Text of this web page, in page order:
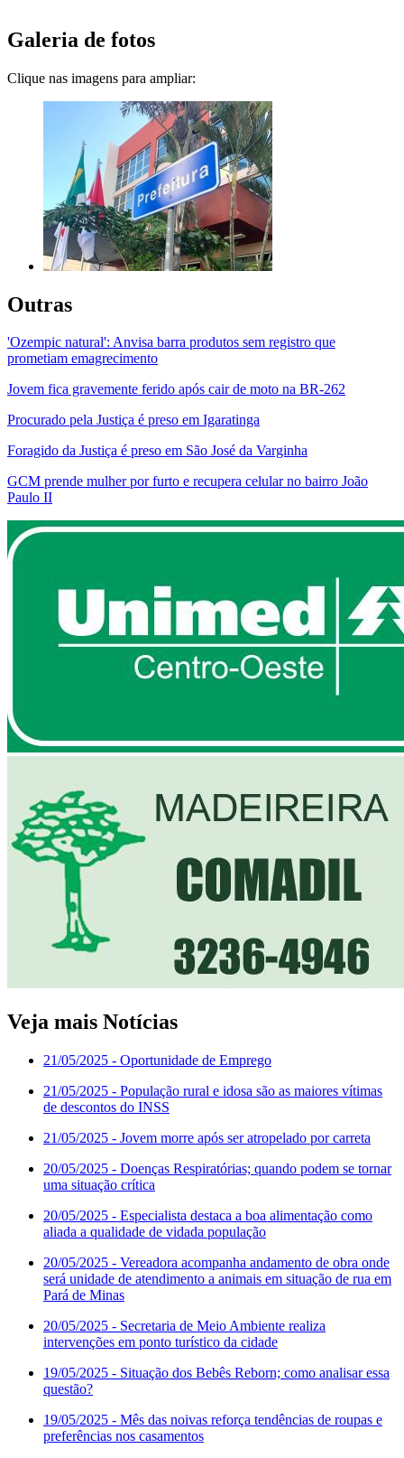
Galeria de fotos
Clique nas imagens para ampliar:
Outras
'Ozempic natural': Anvisa barra produtos sem registro que
prometiam emagrecimento
Jovem fica gravemente ferido após cair de moto na BR-262
Procurado pela Justiça é preso em Igaratinga
Foragido da Justiça é preso em São José da Varginha
GCM prende mulher por furto e recupera celular no bairro João
Paulo II
Veja mais Notícias
21/05/2025 - Oportunidade de Emprego
21/05/2025 - População rural e idosa são as maiores vítimas
de descontos do INSS
21/05/2025 - Jovem morre após ser atropelado por carreta
20/05/2025 - Doenças Respiratórias; quando podem se tornar
uma situação crítica
20/05/2025 - Especialista destaca a boa alimentação como
aliada a qualidade de vidada população
20/05/2025 - Vereadora acompanha andamento de obra onde
será unidade de atendimento a animais em situação de rua em
Pará de Minas
20/05/2025 - Secretaria de Meio Ambiente realiza
intervenções em ponto turístico da cidade
19/05/2025 - Situação dos Bebês Reborn; como analisar essa
questão?
19/05/2025 - Mês das noivas reforça tendências de roupas e
preferências nos casamentos